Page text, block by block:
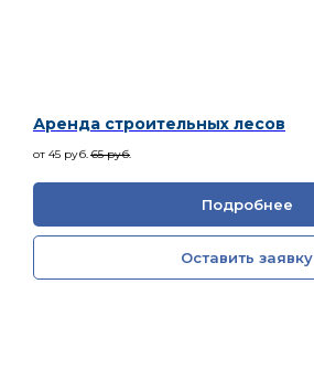
Аренда строительных лесов
от 45 руб. 65 руб.
Подробнее
Оставить заявку